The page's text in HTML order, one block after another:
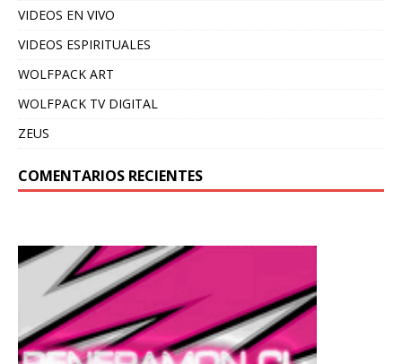
VIDEOS EN VIVO
VIDEOS ESPIRITUALES
WOLFPACK ART
WOLFPACK TV DIGITAL
ZEUS
COMENTARIOS RECIENTES